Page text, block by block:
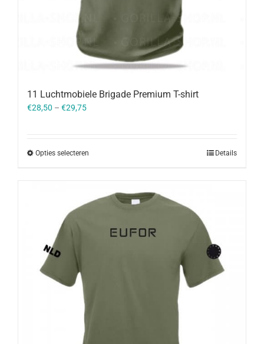
11 Luchtmobiele Brigade Premium T-shirt
€28,50 – €29,75
Opties selecteren Details